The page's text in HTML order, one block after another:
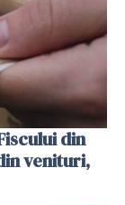
din
venituri,